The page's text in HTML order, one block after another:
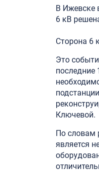
В Ижевске
6 кВ
Сторона 6
Это
последние
Ключевой.
По словам
является